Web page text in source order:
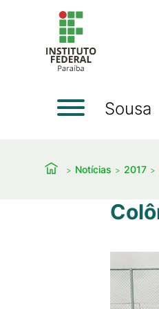
Sousa
Notícias 2017